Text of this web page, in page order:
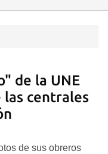
de la UNE
las centrales
de sus obreros